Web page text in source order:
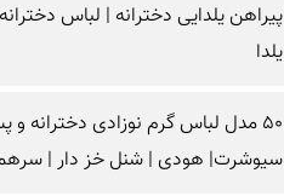
پیراهن یلدایی دخترانه | لباس
یلدا
۵۰ مدل لباس گرم نوزادی دخترانه و
سیوشرت| هودی | شنل خز دار |